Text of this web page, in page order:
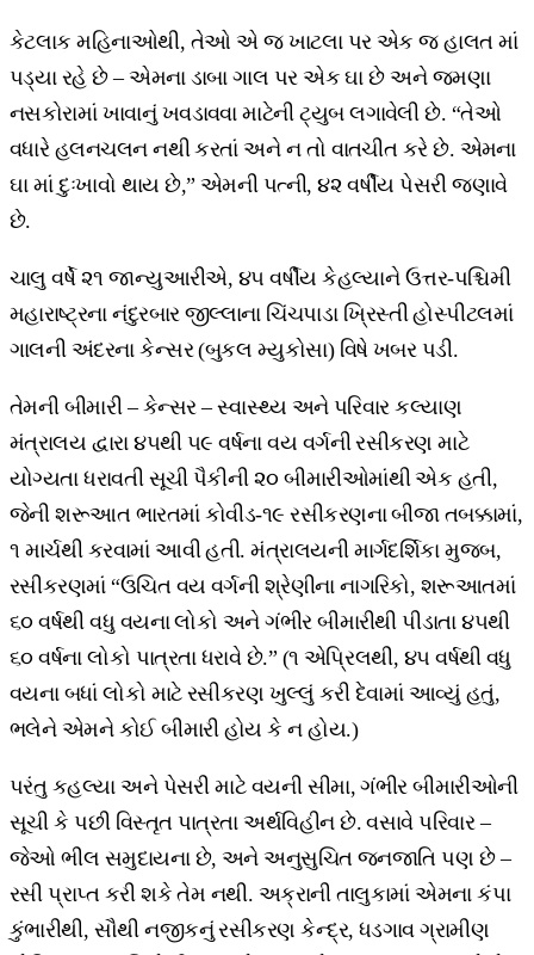
કેટલાક મહિનાઓથી, તેઓ એ જ ખાટલા પર એક જ હાલત માં
પડ્યા રહે છે – એમના ડાબા ગાલ પર એક ઘા છે અને જમણા
નસકોરામાં ખાવાનું ખવડાવવા માટેની ટ્યુબ લગાવેલી છે. “તેઓ
વધારે હલનચલન નથી કરતાં અને ન તો વાતચીત કરે છે. એમના
ઘા માં દુઃખાવો થાય છે,” એમની પત્ની, ૪૨ વર્ષીય પેસરી જણાવે
છે.
ચાલુ વર્ષે ૨૧ જાન્યુઆરીએ, ૪૫ વર્ષીય કેહલ્યાને ઉત્તર-પશ્ચિમી
મહારાષ્ટ્રના નંદુરબાર જીલ્લાના ચિંચપાડા ખ્રિસ્તી હોસ્પીટલમાં
ગાલની અંદરના કેન્સર (બુકલ મ્યુકોસા) વિષે ખબર પડી.
તેમની બીમારી – કેન્સર – સ્વાસ્થ્ય અને પરિવાર કલ્યાણ
મંત્રાલય દ્વારા ૪૫થી ૫૯ વર્ષના વય વર્ગની રસીકરણ માટે
યોગ્યતા ધરાવતી સૂચી પૈકીની ૨૦ બીમારીઓમાંથી એક હતી,
જેની શરૂઆત ભારતમાં કોવીડ-૧૯ રસીકરણના બીજા તબક્કામાં,
૧ માર્ચથી કરવામાં આવી હતી. મંત્રાલયની માર્ગદર્શિકા મુજબ,
રસીકરણમાં “ઉચિત વય વર્ગની શ્રેણીના નાગરિકો, શરૂઆતમાં
૬૦ વર્ષથી વધુ વયના લોકો અને ગંભીર બીમારીથી પીડાતા ૪૫થી
૬૦ વર્ષના લોકો પાત્રતા ધરાવે છે.” (૧ એપ્રિલથી, ૪૫ વર્ષથી વધુ
વયના બધાં લોકો માટે રસીકરણ ખુલ્લું કરી દેવામાં આવ્યું હતું,
ભલેને એમને કોઈ બીમારી હોય કે ન હોય.)
પરંતુ કહલ્યા અને પેસરી માટે વયની સીમા, ગંભીર બીમારીઓની
સૂચી કે પછી વિસ્તૃત પાત્રતા અર્થવિહીન છે. વસાવે પરિવાર –
જેઓ ભીલ સમુદાયના છે, અને અનુસુચિત જનજાતિ પણ છે –
રસી પ્રાપ્ત કરી શકે તેમ નથી. અક્રાની તાલુકામાં એમના કંપા
કુંભારીથી, સૌથી નજીકનું રસીકરણ કેન્દ્ર, ધડગાવ ગ્રામીણ